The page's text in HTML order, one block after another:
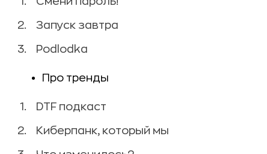
Запуск завтра
Podlodka
Про тренды
DTF подкаст
Киберпанк, который мы